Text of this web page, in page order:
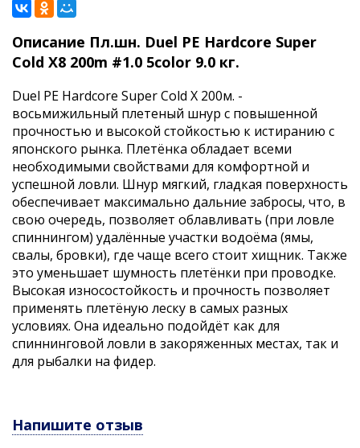
Описание Пл.шн. Duel PE Hardcore Super
Cold X8 200m #1.0 5color 9.0 кг.
Duel PE Hardcore Super Cold X 200м. -
восьмижильный плетеный шнур с повышенной
прочностью и высокой стойкостью к истиранию с
японского рынка. Плетёнка обладает всеми
необходимыми свойствами для комфортной и
успешной ловли. Шнур мягкий, гладкая поверхность
обеспечивает максимально дальние забросы, что, в
свою очередь, позволяет облавливать (при ловле
спиннингом) удалённые участки водоёма (ямы,
свалы, бровки), где чаще всего стоит хищник. Также
это уменьшает шумность плетёнки при проводке.
Высокая износостойкость и прочность позволяет
применять плетёную леску в самых разных
условиях. Она идеально подойдёт как для
спиннинговой ловли в закоряженных местах, так и
для рыбалки на фидер.
Напишите отзыв